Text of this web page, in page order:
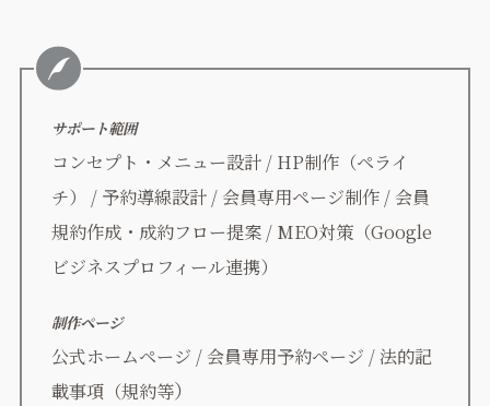
サポート範囲
コンセプト・メニュー設計 / HP制作（ペライ
チ） / 予約導線設計 / 会員専用ページ制作 / 会員
規約作成・成約フロー提案 / MEO対策（Google
ビジネスプロフィール連携）
制作ページ
公式ホームページ / 会員専用予約ページ / 法的記
載事項（規約等）